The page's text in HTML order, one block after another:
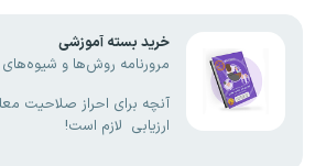
خرید بسته آموزشی
مرورنامه روش‌ها و
آنچه برای احراز صلاحیت
ارزیابی لازم است!